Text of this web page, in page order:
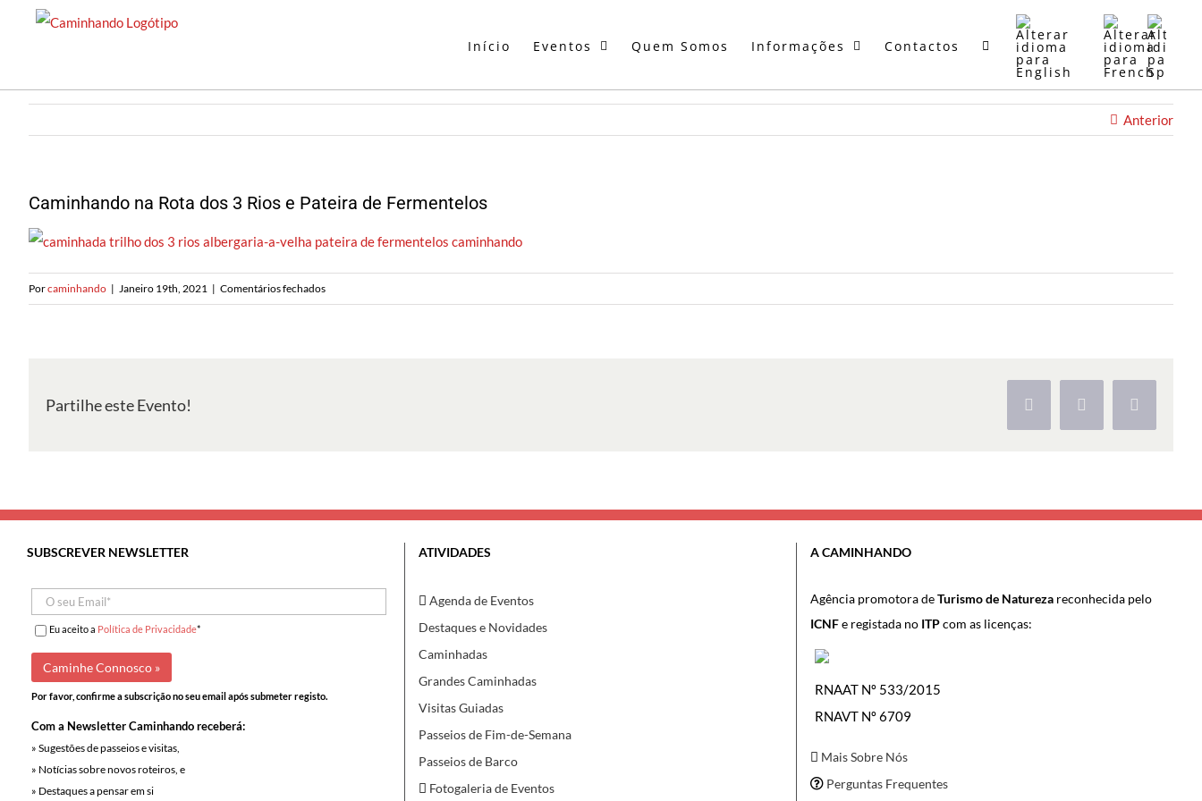
conteúdo
Início Eventos Quem Somos Informações Contactos
Anterior
Caminhando na Rota dos 3 Rios e Pateira de Fermentelos
Porcaminhando | Janeiro 19th, 2021 | Comentários fechadosem
Caminhando
Partilhe este Evento! Facebook
X Pinterest
SUBSCREVER NEWSLETTER
Eu aceito a Política de Privacidade*
Por favor, confirme a subscrição no seu email após submeter registo.
Com a Newsletter Caminhando receberá:
» Sugestões de passeios e visitas,
» Notícias sobre novos roteiros, e
» Destaques a pensar em si
ATIVIDADES
Agenda de Eventos
Destaques e Novidades
Caminhadas
Grandes Caminhadas
Visitas Guiadas
Passeios de Fim-de-Semana
Passeios de Barco
Fotogaleria de Eventos
A CAMINHANDO
Agência promotora deTurismo de Natureza reconhecida pelo
ICNFe registada no ITPcom as licenças:
RNAAT Nº 533/2015
RNAVT Nº 6709
Mais Sobre Nós
Perguntas Frequentes